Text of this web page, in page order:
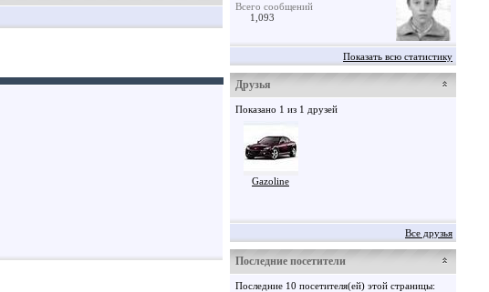
Всего сообщений
1,093
Показать всю статистику
Друзья
Показано 1 из 1 друзей
Gazoline
Все друзья
Последние посетители
Последние 10 посетителя(ей) этой страницы: